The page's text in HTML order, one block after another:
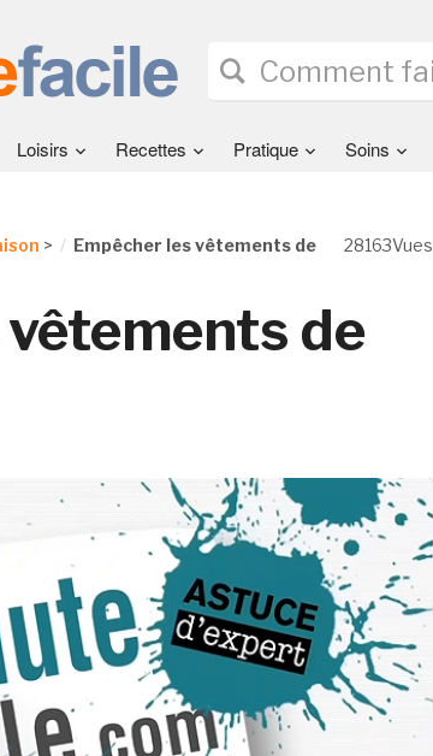
Loisirs Recettes Pratique Soins
28163Vues
>
Empêcher les vêtements de
de